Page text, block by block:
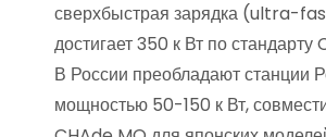
сверхбыстрая зарядка (ultra-
достигает 350 к Вт по
В России преобладают станции
мощностью 50-150 к Вт,